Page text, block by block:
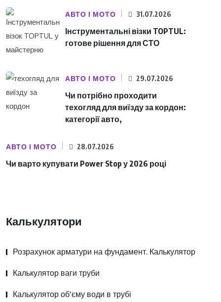
АВТО І МОТО 31.07.2026
Інструментальні візки TOPTUL:
готове рішення для СТО
АВТО І МОТО 29.07.2026
Чи потрібно проходити
техогляд для виїзду за кордон:
категорії авто,
АВТО І МОТО 28.07.2026
Чи варто купувати Power Stop у 2026 році
Калькулятори
Розрахунок арматури на фундамент. Калькулятор
Калькулятор ваги труби
Калькулятор об’єму води в трубі